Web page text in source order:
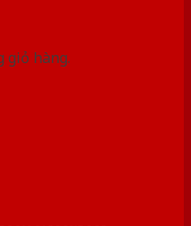
giỏ hàng.